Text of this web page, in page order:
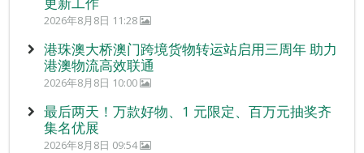
2026年8月8日 11:28
港珠澳大桥澳门跨境货物转运站启用三周年 助力
港澳物流高效联通
2026年8月8日 10:00
最后两天！万款好物、1 元限定、百万元抽奖齐
集名优展
2026年8月8日 09:54